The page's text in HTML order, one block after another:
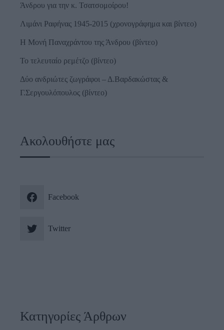
Άνδρου για την κ. Τσατσομοίρου!
Λιμάνι Ραφήνας 1945-2015 (χρονογράφημα και βίντεο)
Η Μονή Παναχράντου της Άνδρου (βίντεο)
Το τελευταίο ρεμέτζο (βίντεο)
Δύο ανδριώτες ζωγράφοι – Δ.Βαρδακώστας &
Γ.Σεργουλόπουλος (βίντεο)
Ακολουθήστε μας
Facebook
Twitter
Κατηγορίες Άρθρων